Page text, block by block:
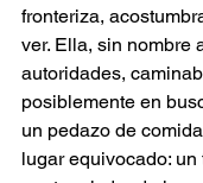
fronteriza,
ver. Ella, sin nombre
autoridades,
posiblemente en
un pedazo de
lugar equivocado: